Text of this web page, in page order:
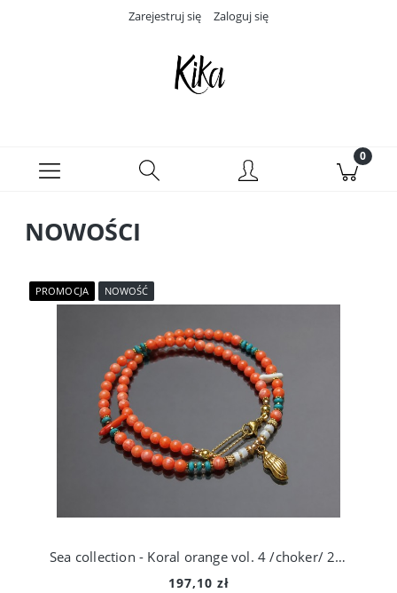
Zarejestruj się Zaloguj się
NOWOŚCI
Sea collection - Koral orange vol. 4 /choker/ 26.01.26
197,10 zł
PROMOCJA NOWOŚĆ